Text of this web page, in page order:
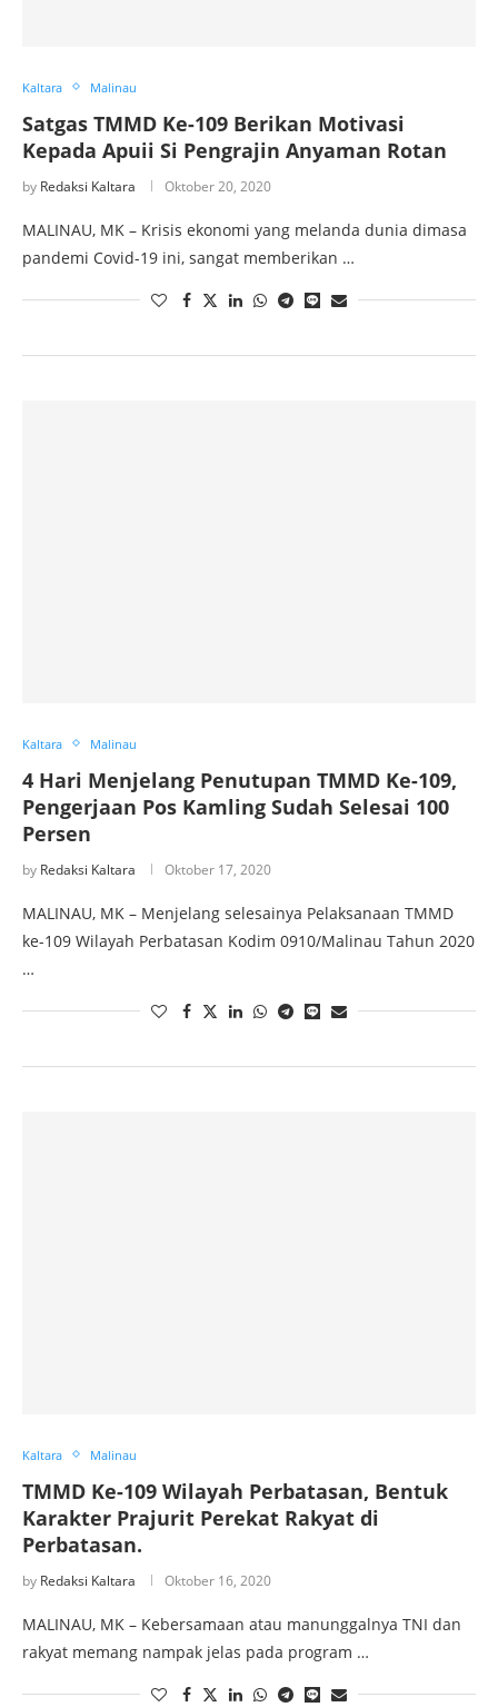
Kaltara Malinau
Satgas TMMD Ke-109 Berikan Motivasi
Kepada Apuii Si Pengrajin Anyaman Rotan
by Redaksi Kaltara Oktober 20, 2020
MALINAU, MK – Krisis ekonomi yang melanda dunia dimasa
pandemi Covid-19 ini, sangat memberikan …
Kaltara Malinau
4 Hari Menjelang Penutupan TMMD Ke-109,
Pengerjaan Pos Kamling Sudah Selesai 100
Persen
by Redaksi Kaltara Oktober 17, 2020
MALINAU, MK – Menjelang selesainya Pelaksanaan TMMD
ke-109 Wilayah Perbatasan Kodim 0910/Malinau Tahun 2020
…
Kaltara Malinau
TMMD Ke-109 Wilayah Perbatasan, Bentuk
Karakter Prajurit Perekat Rakyat di
Perbatasan.
by Redaksi Kaltara Oktober 16, 2020
MALINAU, MK – Kebersamaan atau manunggalnya TNI dan
rakyat memang nampak jelas pada program …